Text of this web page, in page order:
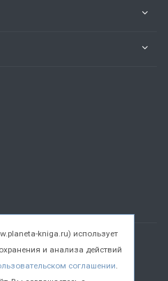
kniga.ru) использует
и анализа действий
соглашении.